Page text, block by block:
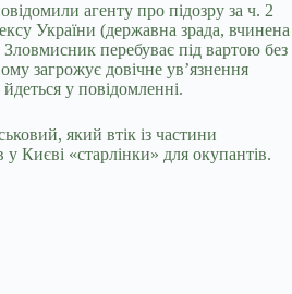
агенту про підозру за ч. 2
України (державна зрада, вчинена
перебуває під вартою без
загрожує довічне ув’язнення
у повідомленні.
який втік із частини
Києві «старлінки» для окупантів.